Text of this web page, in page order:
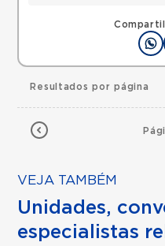
Resultados por página
VEJA TAMBÉM
Unidades,
especialistas